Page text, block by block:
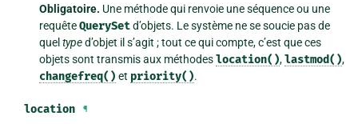
Obligatoire. Une méthode qui renvoie uneséquenceou une
requêteQuerySetd’objets. Le système ne se soucie pas de
queltyped’objet il s’agit ; tout ce qui compte, c’est que ces
objets sont transmis aux méthodeslocation(),lastmod(),
changefreq() et priority().
location ¶